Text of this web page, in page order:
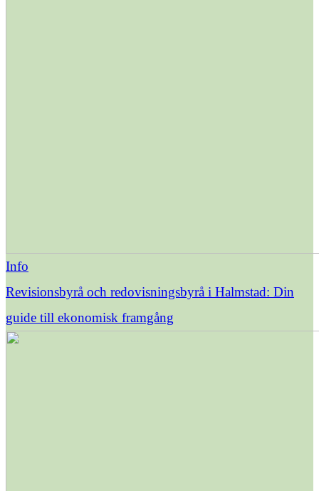
Info
Revisionsbyrå och redovisningsbyrå i Halmstad: Din
guide till ekonomisk framgång